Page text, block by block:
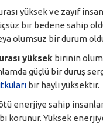
yüksek ve zayıf
bir bedene sahip
olumsuz bir durum
yüksek birinin
güçlü bir duruş
bir hayli yüksektir.
enerjiye sahip
korunur. Yüksek